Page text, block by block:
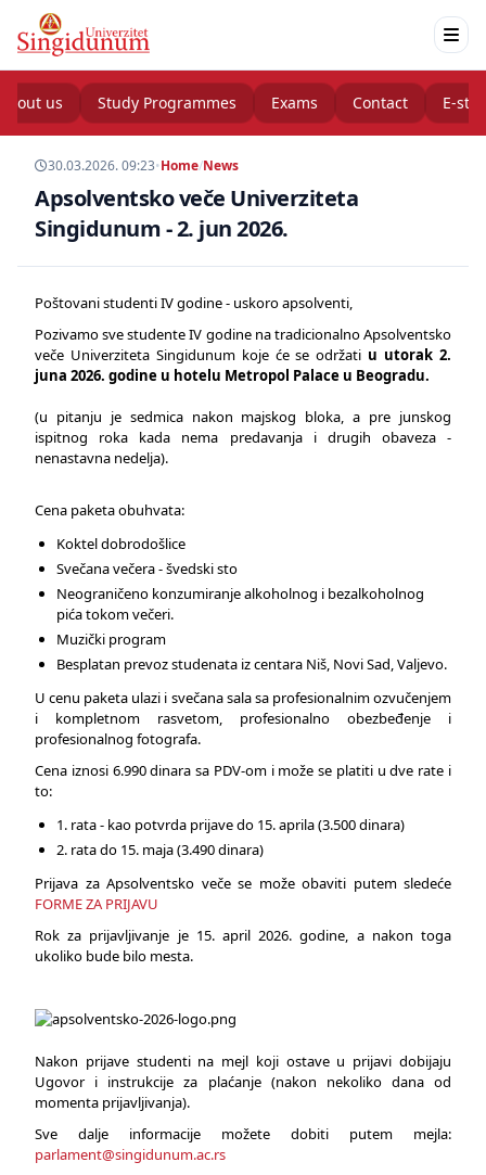
us Study Programmes Exams Contact E-
30.03.2026. 09:23•Home/News
Apsolventsko veče Univerziteta
Singidunum - 2. jun 2026.
Poštovani studenti IV godine - uskoro apsolventi,
Pozivamo sve studente IV godine na tradicionalno Apsolventsko
veče Univerziteta Singidunum koje će se održati u utorak 2.
juna 2026. godine u hotelu Metropol Palace u Beogradu.
(u pitanju je sedmica nakon majskog bloka, a pre junskog
ispitnog roka kada nema predavanja i drugih obaveza -
nenastavna nedelja).
Cena paketa obuhvata:
Koktel dobrodošlice
Svečana večera - švedski sto
Neograničeno konzumiranje alkoholnog i bezalkoholnog
pića tokom večeri.
Muzički program
Besplatan prevoz studenata iz centara Niš, Novi Sad, Valjevo.
U cenu paketa ulazi i svečana sala sa profesionalnim ozvučenjem
i kompletnom rasvetom, profesionalno obezbeđenje i
profesionalnog fotografa.
Cena iznosi 6.990 dinara sa PDV-om i može se platiti u dve rate i
to:
1. rata - kao potvrda prijave do 15. aprila (3.500 dinara)
2. rata do 15. maja (3.490 dinara)
Prijava za Apsolventsko veče se može obaviti putem sledeće
FORME ZA PRIJAVU
Rok za prijavljivanje je 15. april 2026. godine, a nakon toga
ukoliko bude bilo mesta.
Nakon prijave studenti na mejl koji ostave u prijavi dobijaju
Ugovor i instrukcije za plaćanje (nakon nekoliko dana od
momenta prijavljivanja).
Sve dalje informacije možete dobiti putem mejla:
parlament@singidunum.ac.rs